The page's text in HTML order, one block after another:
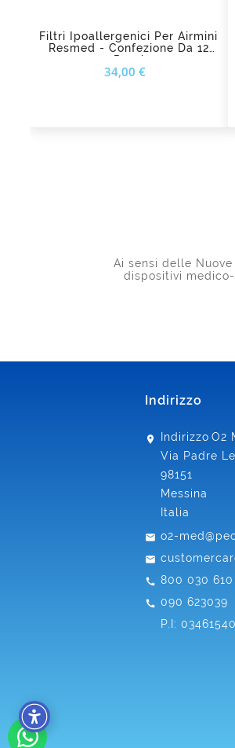
Filtri Ipoallergenici Per Airmini
Resmed - Confezione Da 12
Pezzi
34,00 €
Ai sensi delle
dispositivi
Indirizzo
Indirizzo O2
Via Padre
98151
Messina
Italia
o2-
800 030 610
090 623039
P.I: